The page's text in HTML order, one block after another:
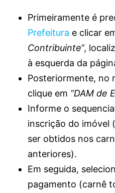
Primeiramente é
Prefeitura e clicar
Contribuinte”,
à esquerda da
Posteriormente, no
clique em “DAM de
Informe o
inscrição do imóvel
ser obtidos nos
anteriores).
Em seguida,
pagamento (carnê